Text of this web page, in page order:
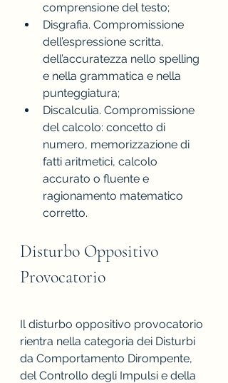
comprensione del testo;
Disgrafia. Compromissione
dell’espressione scritta,
dell’accuratezza nello spelling
e nella grammatica e nella
punteggiatura;
Discalculia. Compromissione
del calcolo: concetto di
numero, memorizzazione di
fatti aritmetici, calcolo
accurato o fluente e
ragionamento matematico
corretto.
Disturbo Oppositivo
Provocatorio
Il disturbo oppositivo provocatorio
rientra nella categoria dei Disturbi
da Comportamento Dirompente,
del Controllo degli Impulsi e della